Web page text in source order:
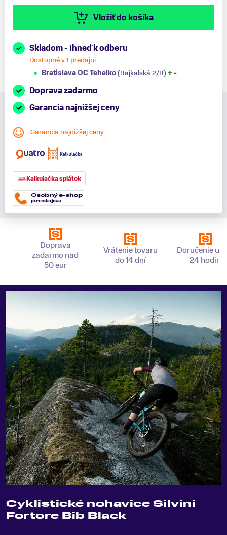
Vložiť do košíka
Skladom - Ihneď k odberu
Dostupné v 1 predajni
Bratislava OC Tehelko(Bajkalská 2/B) + -
Doprava zadarmo
Garancia najnižšej ceny
Garancia najnižšej ceny
Kalkulačka splátok
Doprava
zadarmo nad
50 eur
Vrátenie tovaru
do 14 dní
Doručenie už
24 hodín
Cyklistické nohavice Silvini
Fortore Bib Black